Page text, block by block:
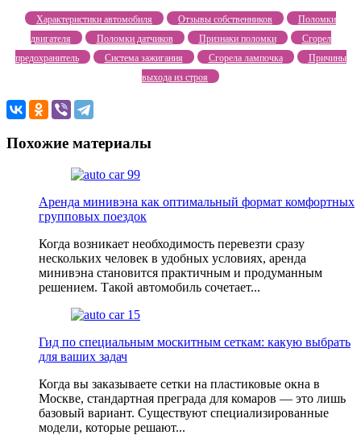
Характеристики автомобиля Отзывы собственников
Поломки
двигателя
Поломки датчиков Признаки поломки
Сгорел
предохранитель
Система зажигания Сгорела лампочка
Причины
выхода из строя
Похожие материалы
Аренда минивэна как оптимальный формат комфортных
групповых поездок
Когда возникает необходимость перевезти сразу
нескольких человек в удобных условиях, аренда
минивэна становится практичным и продуманным
решением. Такой автомобиль сочетает...
Гид по специальным москитным сеткам: какую выбрать
для ваших задач
Когда вы заказываете сетки на пластиковые окна в
Москве, стандартная преграда для комаров — это лишь
базовый вариант. Существуют специализированные
модели, которые решают...